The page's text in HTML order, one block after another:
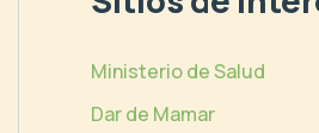
Ministerio de Salud
Dar de Mamar